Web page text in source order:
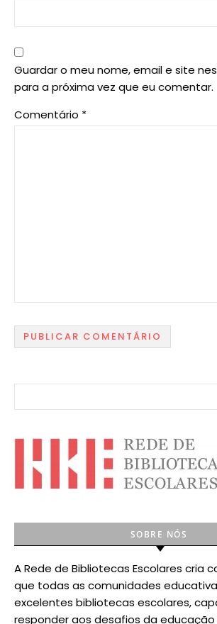
Guardar o meu nome, email e site
para a próxima vez que eu comentar.
Comentário *
SOBRE NÓS
A Rede de Bibliotecas Escolares cria
que todas as comunidades
excelentes bibliotecas escolares,
responder aos desafios da educação